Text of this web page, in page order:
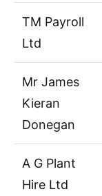
TM Payroll
Ltd
Mr James
Kieran
Donegan
A G Plant
Hire Ltd